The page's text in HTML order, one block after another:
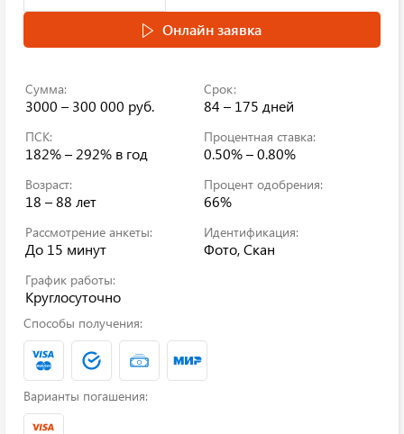
Онлайн заявка
Сумма:
3000 – 300 000 руб.
Срок:
84 – 175 дней
ПСК:
182% – 292% в год
Процентная ставка:
0.50% – 0.80%
Возраст:
18 – 88 лет
Процент одобрения:
66%
Рассмотрение анкеты:
До 15 минут
Идентификация:
Фото, Скан
График работы:
Круглосуточно
Способы получения:
Варианты погашения: